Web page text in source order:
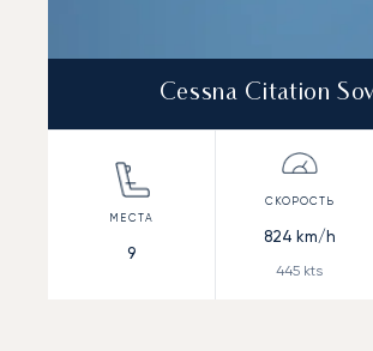
Cessna Citation
9
824 km/h
445 kts